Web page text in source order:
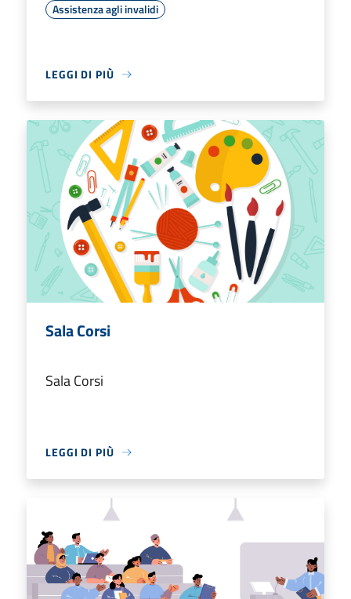
Assistenza agli invalidi
LEGGI DI PIÙ
Sala Corsi
Sala Corsi
LEGGI DI PIÙ